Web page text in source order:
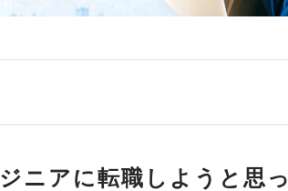
ニアに転職しようと思っ